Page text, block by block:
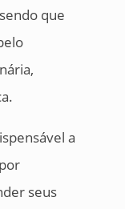
que
a
seus